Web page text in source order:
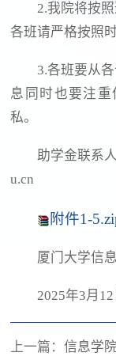
2.我院将按
各班请严格按照
3.各班要从
息同时也要注
私。
助学金联系
u.cn
附件1-
厦门大学信
2025年3月12
上一篇：信息学